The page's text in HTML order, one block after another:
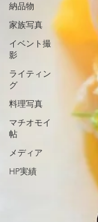
納品物
家族写真
イベント撮
影
ライティン
グ
料理写真
マチオモイ
帖
メディア
HP実績